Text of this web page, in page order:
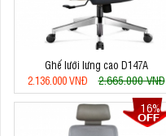
Ghế lưới lưng cao D147A
2.136.000 VNĐ
2.665.000 VNĐ
16%